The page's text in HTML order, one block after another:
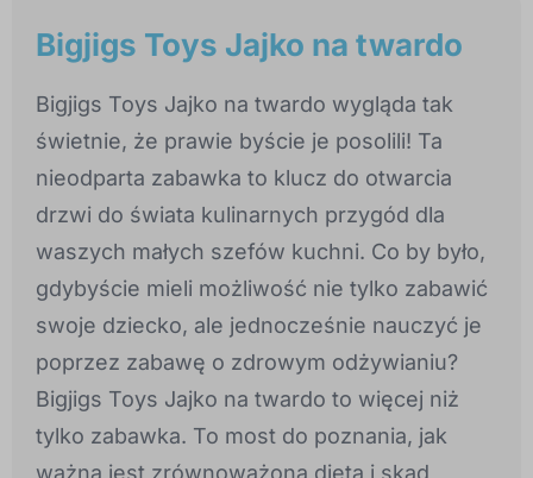
Bigjigs Toys Jajko na twardo
Bigjigs Toys Jajko na twardo wygląda tak
świetnie, że prawie byście je posolili! Ta
nieodparta zabawka to klucz do otwarcia
drzwi do świata kulinarnych przygód dla
waszych małych szefów kuchni. Co by było,
gdybyście mieli możliwość nie tylko zabawić
swoje dziecko, ale jednocześnie nauczyć je
poprzez zabawę o zdrowym odżywianiu?
Bigjigs Toys Jajko na twardo to więcej niż
tylko zabawka. To most do poznania, jak
ważna jest zrównoważona dieta i skąd